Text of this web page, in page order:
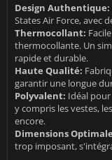
Design Authentique:
States Air Force, avec
Thermocollant:
thermocollante. Un
rapide et durable.
Haute Qualité:
garantir une longue
Polyvalent: Idéal
y compris les vestes,
encore.
Dimensions
trop imposant,